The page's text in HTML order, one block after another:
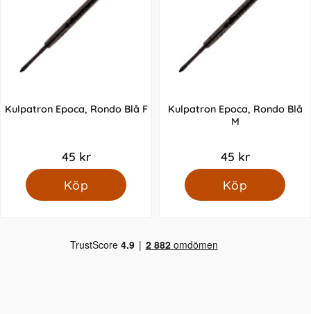
Kulpatron Epoca, Rondo Blå F
45 kr
Köp
Kulpatron Epoca, Rondo Blå
M
45 kr
Köp